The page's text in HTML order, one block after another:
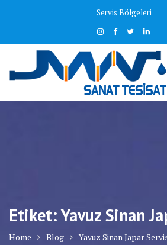
Servis Bölgeleri
Etiket:Yavuz Sinan
Home Blog Yavuz Sinan Japar